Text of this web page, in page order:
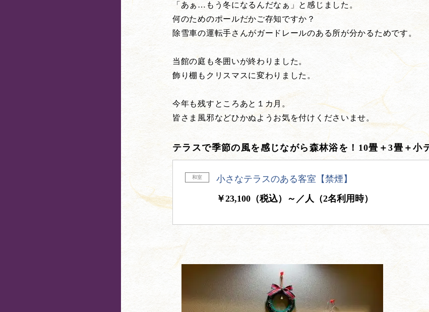
「あぁ…もう冬になるんだなぁ」と感じました。
何のためのポールだかご存知ですか？
除雪車の運転手さんがガードレールのある所が分かるためです。
当館の庭も冬囲いが終わりました。
飾り棚もクリスマスに変わりました。
今年も残すところあと１カ月。
皆さま風邪などひかぬようお気を付けくださいませ。
テラスで季節の風を感じながら森林浴を！10畳＋3畳＋小
和室
小さなテラスのある客室【禁煙】
￥23,100（税込）～／人（2名利用時）